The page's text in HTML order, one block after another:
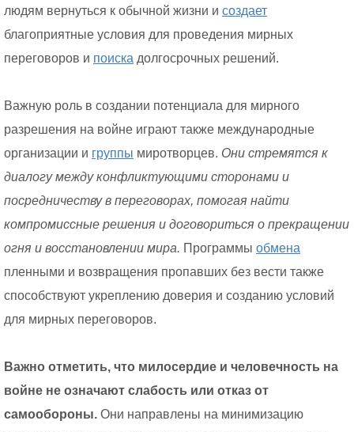
людям вернуться к обычной жизни и создает
благоприятные условия для проведения мирных
переговоров и поиска долгосрочных решений.
Важную роль в создании потенциала для мирного
разрешения на войне играют также международные
организации и группы миротворцев. Они стремятся к
диалогу между конфликтующими сторонами и
посредничеству в переговорах, помогая найти
компромиссные решения и договориться о прекращении
огня и восстановлении мира. Программы обмена
пленными и возвращения пропавших без вести также
способствуют укреплению доверия и созданию условий
для мирных переговоров.
Важно отметить, что милосердие и человечность на
войне не означают слабость или отказ от
самообороны. Они направлены на минимизацию